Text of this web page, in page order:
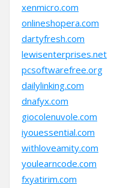
xenmicro.com
onlineshopera.com
dartyfresh.com
lewisenterprises.net
pcsoftwarefree.org
dailylinking.com
dnafyx.com
giocolenuvole.com
iyouessential.com
withloveamity.com
youlearncode.com
fxyatirim.com